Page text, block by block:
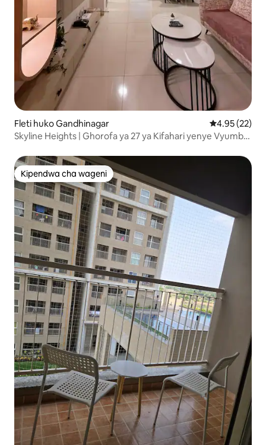
Fleti huko Gandhinagar Ukadiriaji wa
4.95 (22)
Skyline Heights | Ghorofa ya 27 ya Kifahari yenye Vyumba
Kipendwa cha wageni
Kipendwa cha wageni